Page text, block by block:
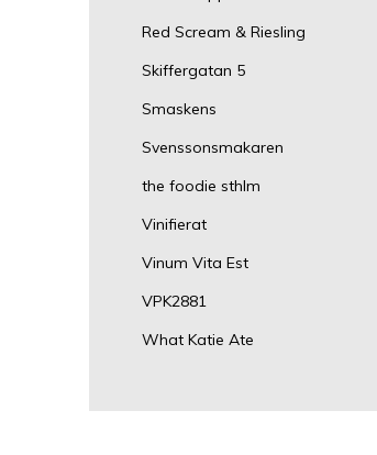
Red Scream & Riesling
Skiffergatan 5
Smaskens
Svenssonsmakaren
the foodie sthlm
Vinifierat
Vinum Vita Est
VPK2881
What Katie Ate